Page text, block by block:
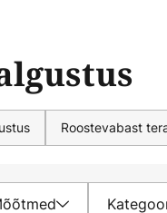
Roostevabast